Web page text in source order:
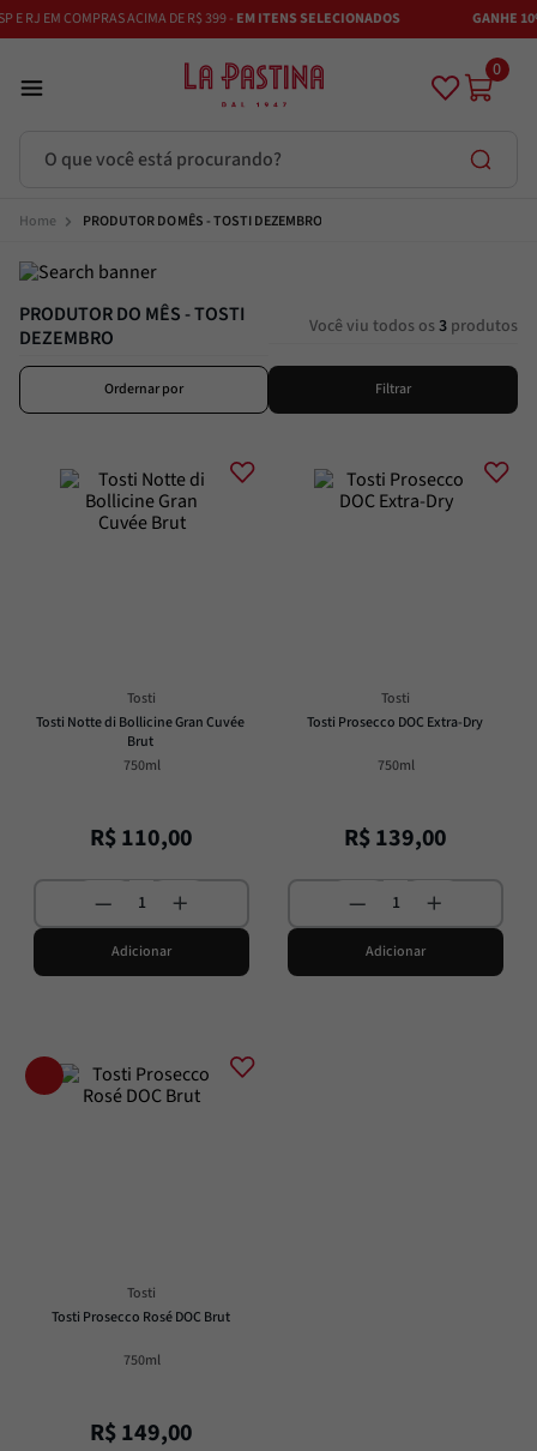
RJ EM COMPRAS ACIMA DE R$ 399 -EM ITENS SELECIONADOS GANHE
0
PRODUTOR DO MÊS - TOSTI DEZEMBRO
PRODUTOR DO MÊS - TOSTI
DEZEMBRO
Você viu todos os3 produtos
Ordernar por Filtrar
Tosti
Tosti Notte di Bollicine Gran Cuvée
Brut
750ml
R$110,00
Adicionar
Tosti
Tosti Prosecco DOC Extra-Dry
750ml
R$139,00
Adicionar
Tosti
Tosti Prosecco Rosé DOC Brut
750ml
R$149,00
Termos mais buscados
1º Azeite
2º Vinhos
3º Adobe
Azeitona
6º Maestra
Alcachofra